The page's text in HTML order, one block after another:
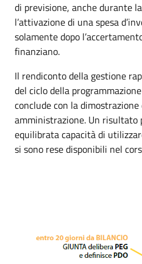
di previsione, anche durante
l’attivazione di una spesa
solamente dopo
finanziano.
Il rendiconto della gestione
del ciclo della
conclude con la
amministrazione. Un
equilibrata capacità di
si sono rese disponibili nel